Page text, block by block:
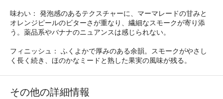
味わい： 発泡感のあるテクスチャーに、マーマレードの甘みと
オレンジピールのビターさが重なり、繊細なスモークが寄り添
う。薬品系やバナナのニュアンスは感じられない。
フィニッシュ： ふくよかで厚みのある余韻。スモークがやさし
く長く続き、ほのかなミードと熟した果実の風味が残る。
その他の詳細情報